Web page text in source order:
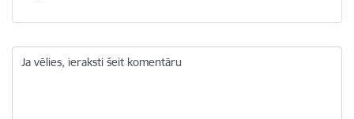
Ja vēlies, ieraksti šeit komentāru